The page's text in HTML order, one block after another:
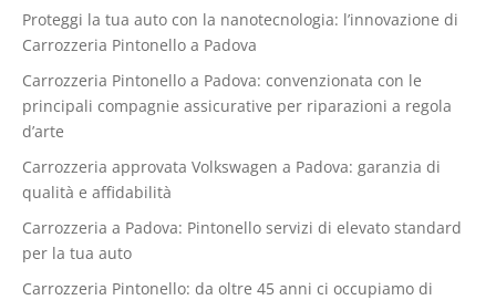
Proteggi la tua auto con la nanotecnologia: l’innovazione di
Carrozzeria Pintonello a Padova
Carrozzeria Pintonello a Padova: convenzionata con le
principali compagnie assicurative per riparazioni a regola
d’arte
Carrozzeria approvata Volkswagen a Padova: garanzia di
qualità e affidabilità
Carrozzeria a Padova: Pintonello servizi di elevato standard
per la tua auto
Carrozzeria Pintonello: da oltre 45 anni ci occupiamo di